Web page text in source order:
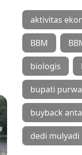
aktivitas
BBM
biologis
bupati
buyback
dedi mulyadi